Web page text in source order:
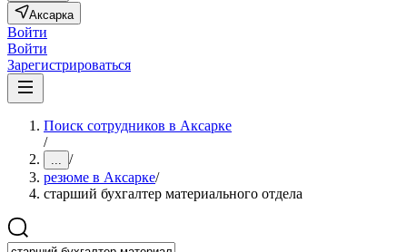
Аксарка
Войти
Войти
Зарегистрироваться
Поиск сотрудников в Аксарке
/
... /
резюме в Аксарке/
старший бухгалтер материального отдела